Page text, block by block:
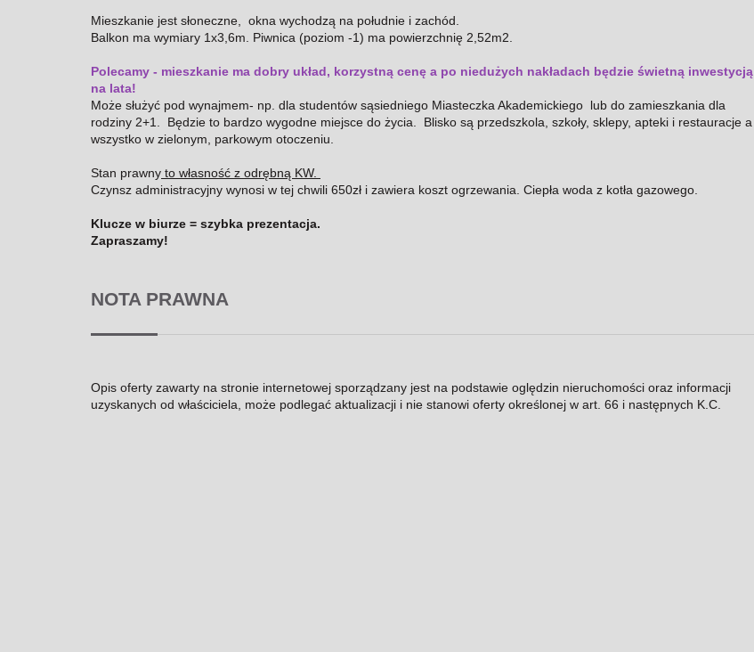
Mieszkanie jest słoneczne, okna wychodzą na południe i zachód.
Balkon ma wymiary 1x3,6m. Piwnica (poziom -1) ma powierzchnię 2,52m2.
Polecamy - mieszkanie ma dobry układ, korzystną cenę a po niedużych nakładach będzie świetną inwestycją
na lata!
Może służyć pod wynajmem- np. dla studentów sąsiedniego Miasteczka Akademickiego lub do zamieszkania dla
rodziny 2+1. Będzie to bardzo wygodne miejsce do życia. Blisko są przedszkola, szkoły, sklepy, apteki i restauracje a
wszystko w zielonym, parkowym otoczeniu.
Stan prawny to własność z odrębną KW.
Czynsz administracyjny wynosi w tej chwili 650zł i zawiera koszt ogrzewania. Ciepła woda z kotła gazowego.
Klucze w biurze = szybka prezentacja.
Zapraszamy!
NOTA PRAWNA
Opis oferty zawarty na stronie internetowej sporządzany jest na podstawie oględzin nieruchomości oraz informacji
uzyskanych od właściciela, może podlegać aktualizacji i nie stanowi oferty określonej w art. 66 i następnych K.C.